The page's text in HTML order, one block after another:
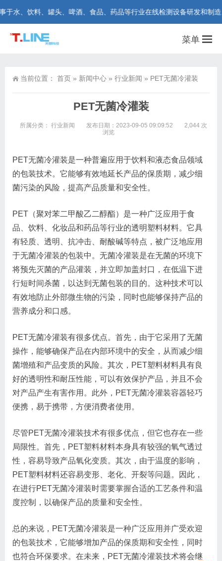
水、饮料、罐头、啤酒、食品、药品等行业在线检测设备研发和制造
菜单
当前位置： 首页 » 新闻中心 » 行业新闻 » PET无菌冷灌装
PET无菌冷灌装
所属分类： 行业新闻 发布日期：2023-09-05 09:09:52
2,044 次
浏览
PET无菌冷灌装是一种普遍应用于饮料和液态食品领域
的包装技术。它能够有效地延长产品的保质期，减少细
菌污染的风险，提高产品质量和安全性。
PET（聚对苯二甲酸乙二醇酯）是一种广泛应用于食
品、饮料、化妆品和药品等行业的透明塑料材料。它具
有轻质、透明、抗冲击、耐酸碱等特点，被广泛地应用
于无菌冷灌装的包装中。无菌冷灌装是在无菌的环境下
将预先灭菌的产品灌装，并立即加盖封口，在低温下进
行短时间杀菌，以达到无菌包装的目的。这种技术可以
有效地防止外部微生物的污染，同时也能够保持产品的
营养成分和口感。
PET无菌冷灌装有很多优点。首先，由于它采用了无菌
操作，能够确保产品在内部环境中的安全，从而减少细
菌增殖和产品变质的风险。其次，PET塑料材料具有良
好的透明性和耐压性能，可以有效保护产品，并且不会
对产品产生有害作用。此外，PET无菌冷灌装容器轻巧
便携，易于携带，方便消费者使用。
尽管PET无菌冷灌装技术有很多优点，但它也存在一些
局限性。首先，PET塑料材料本身具有较强的氧气透过
性，容易导致产品氧化变质。其次，由于温度的影响，
PET塑料材料还容易变形、老化、开裂等问题。因此，
在进行PET无菌冷灌装时需要掌握合适的工艺条件和温
度控制，以确保产品的质量和安全性。
总的来说，PET无菌冷灌装是一种广泛应用并广受欢迎
的包装技术，它能够增加产品的保质期和安全性，同时
也符合环保要求。在未来，PET无菌冷灌装技术将会继